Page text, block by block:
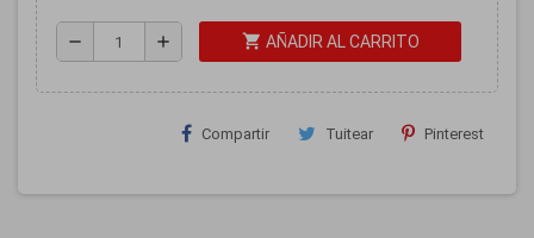
remove add shopping_cart AÑADIR AL CARRITO
Compartir Tuitear Pinterest